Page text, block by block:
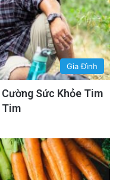
Gia Đình
Sức Khỏe Tim
Tim